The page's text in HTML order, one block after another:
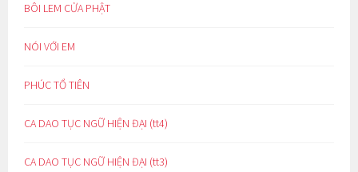
BÔI LEM CỬA PHẬT
NÓI VỚI EM
PHÚC TỔ TIÊN
CA DAO TỤC NGỮ HIỆN ĐẠI (tt4)
CA DAO TỤC NGỮ HIỆN ĐẠI (tt3)